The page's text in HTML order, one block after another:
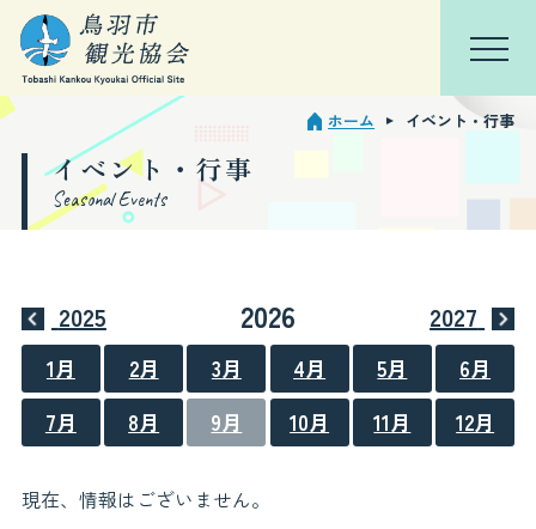
TOP
鳥羽を知る
観光スポット
モデルコース
イベント・行事
Seasonal Events
ホーム イベント・行事
2025 2026 2027
1月 2月 3月 4月 5月
6月
7月
8月 9月 10月 11月 12月
現在、情報はございません。